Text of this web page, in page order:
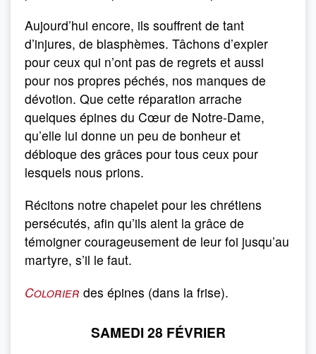
Aujourd’hui encore, ils souffrent de tant
d’injures, de blasphèmes. Tâchons d’expier
pour ceux qui n’ont pas de regrets et aussi
pour nos propres péchés, nos manques de
dévotion. Que cette réparation arrache
quelques épines du Cœur de Notre-Dame,
qu’elle lui donne un peu de bonheur et
débloque des grâces pour tous ceux pour
lesquels nous prions.
Récitons notre chapelet pour les chrétiens
persécutés, afin qu’ils aient la grâce de
témoigner courageusement de leur foi jusqu’au
martyre, s’il le faut.
Colorier des épines (dans la frise).
SAMEDI 28 FÉVRIER